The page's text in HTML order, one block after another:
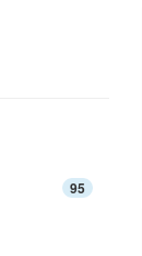
95